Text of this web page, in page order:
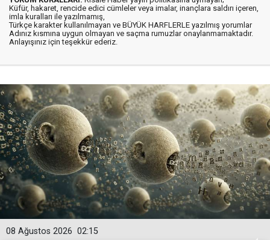
Küfür, hakaret, rencide edici cümleler veya imalar, inançlara saldırı içeren,
imla kuralları ile yazılmamış,
Türkçe karakter kullanılmayan ve BÜYÜK HARFLERLE yazılmış yorumlar
Adınız kısmına uygun olmayan ve saçma rumuzlar onaylanmamaktadır.
Anlayışınız için teşekkür ederiz.
02:15
08 Ağustos 2026